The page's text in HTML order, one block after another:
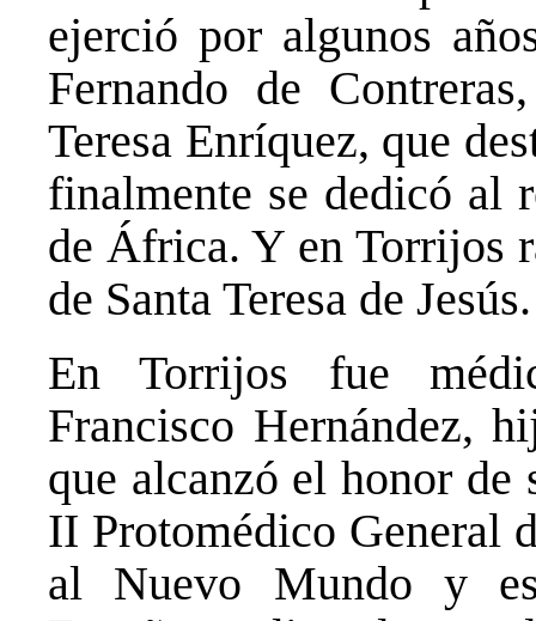
ejerció por algunos
Fernando de
Teresa Enríquez, que
finalmente se dedicó al
de África. Y en Torrijos
de Santa Teresa de Jesús.
En Torrijos fue
Francisco Hernández,
que alcanzó el honor
II Protomédico General
al Nuevo Mundo y